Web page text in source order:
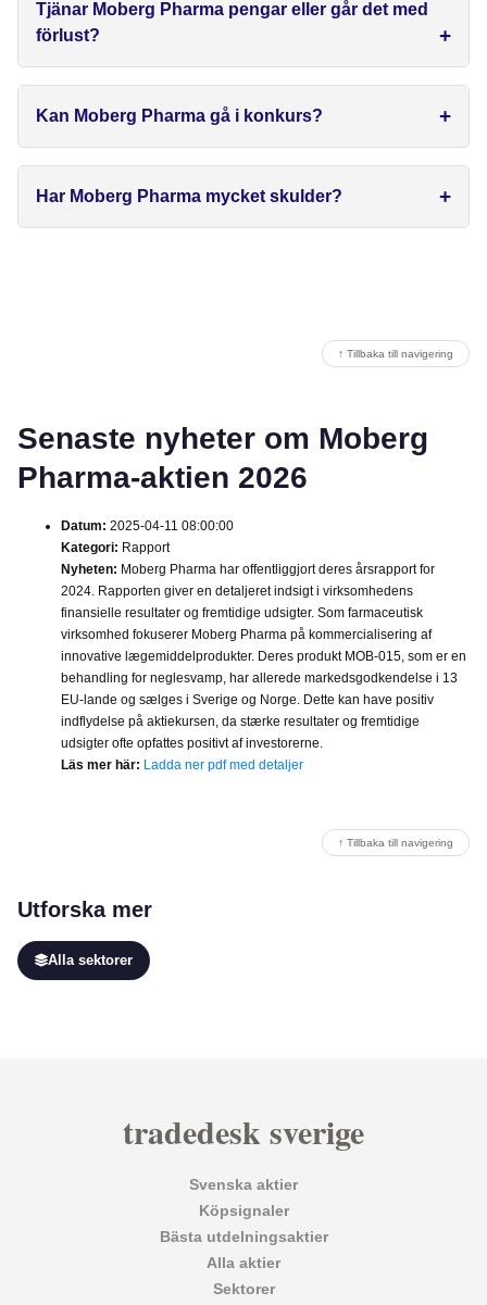
Tjänar Moberg Pharma pengar eller går det med
förlust?
Kan Moberg Pharma gå i konkurs?
Har Moberg Pharma mycket skulder?
↑ Tillbaka till navigering
Senaste nyheter om Moberg
Pharma-aktien 2026
Datum: 2025-04-11 08:00:00
Kategori: Rapport
Nyheten: Moberg Pharma har offentliggjort deres årsrapport for
2024. Rapporten giver en detaljeret indsigt i virksomhedens
finansielle resultater og fremtidige udsigter. Som farmaceutisk
virksomhed fokuserer Moberg Pharma på kommercialisering af
innovative lægemiddelprodukter. Deres produkt MOB-015, som er en
behandling for neglesvamp, har allerede markedsgodkendelse i 13
EU-lande og sælges i Sverige og Norge. Dette kan have positiv
indflydelse på aktiekursen, da stærke resultater og fremtidige
udsigter ofte opfattes positivt af investorerne.
Läs mer här: Ladda ner pdf med detaljer
↑ Tillbaka till navigering
Utforska mer
Alla sektorer
tradedesk sverige
Svenska aktier
Köpsignaler
Bästa utdelningsaktier
Alla aktier
Sektorer